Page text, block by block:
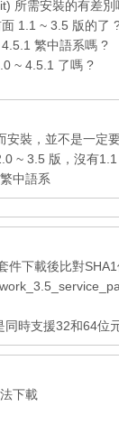
所需安裝的有差別
1.1 ~ 3.5 版的了
繁中語系嗎 ?
~ 4.5.1 了嗎 ?
安裝，並不是一定
~ 3.5 版，沒有1.1
中語系
件下載後比對
同時支援32和64位
下載